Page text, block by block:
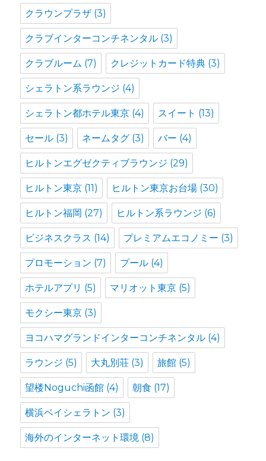
クラウンプラザ (3)
クラブインターコンチネンタル (3)
クラブルーム (7) クレジットカード特典 (3)
シェラトン系ラウンジ (4)
シェラトン都ホテル東京 (4) スイート (13)
セール (3) ネームタグ (3) バー (4)
ヒルトンエグゼクティブラウンジ (29)
ヒルトン東京 (11) ヒルトン東京お台場 (30)
ヒルトン福岡 (27) ヒルトン系ラウンジ (6)
ビジネスクラス (14) プレミアムエコノミー (3)
プロモーション (7) プール (4)
ホテルアプリ (5) マリオット東京 (5)
モクシー東京 (3)
ヨコハマグランドインターコンチネンタル (4)
ラウンジ (5) 大丸別荘 (3) 旅館 (5)
望楼Noguchi函館 (4) 朝食 (17)
横浜ベイシェラトン (3)
海外のインターネット環境 (8)